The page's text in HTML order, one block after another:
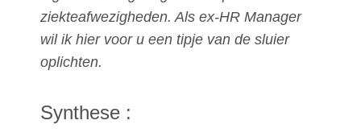
ziekteafwezigheden. Als ex-HR Manager
wil ik hier voor u een tipje van de sluier
oplichten.
Synthese :